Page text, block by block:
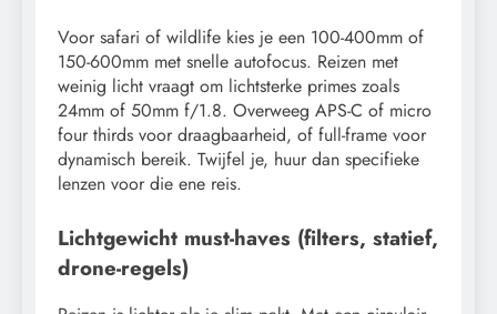
Voor safari of wildlife kies je een 100-400mm of
150-600mm met snelle autofocus. Reizen met
weinig licht vraagt om lichtsterke primes zoals
24mm of 50mm f/1.8. Overweeg APS-C of micro
four thirds voor draagbaarheid, of full-frame voor
dynamisch bereik. Twijfel je, huur dan specifieke
lenzen voor die ene reis.
Lichtgewicht must-haves (filters, statief,
drone-regels)